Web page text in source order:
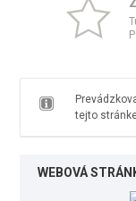
tejto
WEBOVÁ